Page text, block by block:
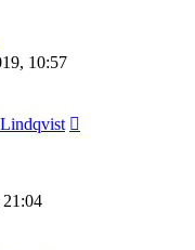
10:57
21:04